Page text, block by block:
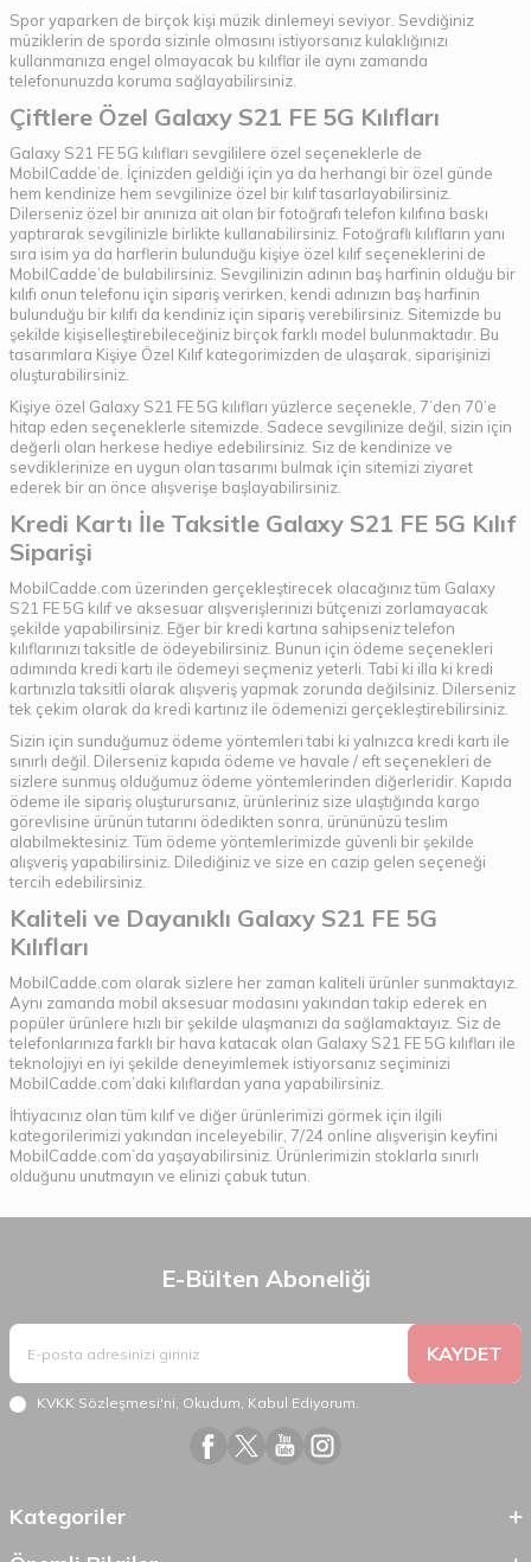
Spor yaparken de birçok kişi müzik dinlemeyi seviyor. Sevdiğiniz
müziklerin de sporda sizinle olmasını istiyorsanız kulaklığınızı
kullanmanıza engel olmayacak bu kılıflar ile aynı zamanda
telefonunuzda koruma sağlayabilirsiniz.
Çiftlere Özel Galaxy S21 FE 5G Kılıfları
Galaxy S21 FE 5G kılıfları sevgililere özel seçeneklerle de
MobilCadde’de. İçinizden geldiği için ya da herhangi bir özel günde
hem kendinize hem sevgilinize özel bir kılıf tasarlayabilirsiniz.
Dilerseniz özel bir anınıza ait olan bir fotoğrafı telefon kılıfına baskı
yaptırarak sevgilinizle birlikte kullanabilirsiniz. Fotoğraflı kılıfların yanı
sıra isim ya da harflerin bulunduğu kişiye özel kılıf seçeneklerini de
MobilCadde’de bulabilirsiniz. Sevgilinizin adının baş harfinin olduğu bir
kılıfı onun telefonu için sipariş verirken, kendi adınızın baş harfinin
bulunduğu bir kılıfı da kendiniz için sipariş verebilirsiniz. Sitemizde bu
şekilde kişiselleştirebileceğiniz birçok farklı model bulunmaktadır. Bu
tasarımlara Kişiye Özel Kılıf kategorimizden de ulaşarak, siparişinizi
oluşturabilirsiniz.
Kişiye özel Galaxy S21 FE 5G kılıfları yüzlerce seçenekle, 7’den 70’e
hitap eden seçeneklerle sitemizde. Sadece sevgilinize değil, sizin için
değerli olan herkese hediye edebilirsiniz. Siz de kendinize ve
sevdiklerinize en uygun olan tasarımı bulmak için sitemizi ziyaret
ederek bir an önce alışverişe başlayabilirsiniz.
Kredi Kartı İle Taksitle Galaxy S21 FE 5G Kılıf
Siparişi
MobilCadde.com üzerinden gerçekleştirecek olacağınız tüm Galaxy
S21 FE 5G kılıf ve aksesuar alışverişlerinizi bütçenizi zorlamayacak
şekilde yapabilirsiniz. Eğer bir kredi kartına sahipseniz telefon
kılıflarınızı taksitle de ödeyebilirsiniz. Bunun için ödeme seçenekleri
adımında kredi kartı ile ödemeyi seçmeniz yeterli. Tabi ki illa ki kredi
kartınızla taksitli olarak alışveriş yapmak zorunda değilsiniz. Dilerseniz
tek çekim olarak da kredi kartınız ile ödemenizi gerçekleştirebilirsiniz.
Sizin için sunduğumuz ödeme yöntemleri tabi ki yalnızca kredi kartı ile
sınırlı değil. Dilerseniz kapıda ödeme ve havale / eft seçenekleri de
sizlere sunmuş olduğumuz ödeme yöntemlerinden diğerleridir. Kapıda
ödeme ile sipariş oluşturursanız, ürünleriniz size ulaştığında kargo
görevlisine ürünün tutarını ödedikten sonra, ürününüzü teslim
alabilmektesiniz. Tüm ödeme yöntemlerimizde güvenli bir şekilde
alışveriş yapabilirsiniz. Dilediğiniz ve size en cazip gelen seçeneği
tercih edebilirsiniz.
Kaliteli ve Dayanıklı Galaxy S21 FE 5G
Kılıfları
MobilCadde.com olarak sizlere her zaman kaliteli ürünler sunmaktayız.
Aynı zamanda mobil aksesuar modasını yakından takip ederek en
popüler ürünlere hızlı bir şekilde ulaşmanızı da sağlamaktayız. Siz de
telefonlarınıza farklı bir hava katacak olan Galaxy S21 FE 5G kılıfları ile
teknolojiyi en iyi şekilde deneyimlemek istiyorsanız seçiminizi
MobilCadde.com’daki kılıflardan yana yapabilirsiniz.
İhtiyacınız olan tüm kılıf ve diğer ürünlerimizi görmek için ilgili
kategorilerimizi yakından inceleyebilir, 7/24 online alışverişin keyfini
MobilCadde.com’da yaşayabilirsiniz. Ürünlerimizin stoklarla sınırlı
olduğunu unutmayın ve elinizi çabuk tutun.
E-Bülten Aboneliği
KAYDET
KVKK Sözleşmesi'ni, Okudum, Kabul Ediyorum.
Kategoriler